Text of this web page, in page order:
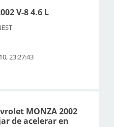
V-8 4.6 L
23:27:43
MONZA 2002
de acelerar en